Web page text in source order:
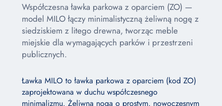
Współczesna ławka parkowa z oparciem (ZO) —
model MILO łączy minimalistyczną żeliwną nogę z
siedziskiem z litego drewna, tworząc meble
miejskie dla wymagających parków i przestrzeni
publicznych.
Ławka MILO to ławka parkowa z oparciem (kod ZO)
zaprojektowana w duchu współczesnego
minimalizmu. Żeliwna noga o prostym, nowoczesnym